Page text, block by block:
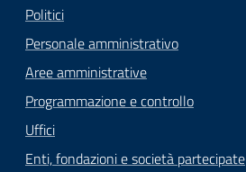
Politici
Personale amministrativo
Aree amministrative
Programmazione e controllo
Uffici
Enti, fondazioni e società partecipate